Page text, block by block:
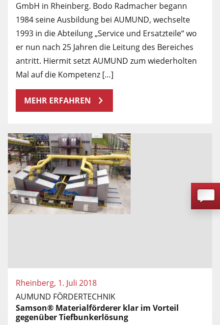
GmbH in Rheinberg. Bodo Radmacher begann
1984 seine Ausbildung bei AUMUND, wechselte
1993 in die Abteilung „Service und Ersatzteile“ wo
er nun nach 25 Jahren die Leitung des Bereiches
antritt. Hiermit setzt AUMUND zum wiederholten
Mal auf die Kompetenz […]
MEHR ERFAHREN
Rheinberg, 1. Juli 2018
AUMUND FÖRDERTECHNIK
Samson® Materialförderer klar im Vorteil
gegenüber Tiefbunkerlösung